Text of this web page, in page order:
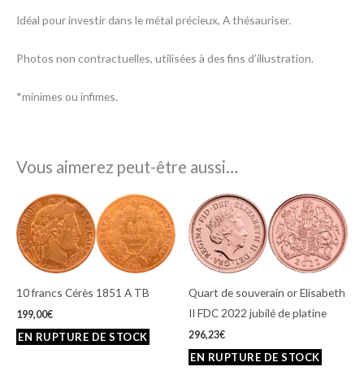
Idéal pour investir dans le métal précieux, A thésauriser.
Photos non contractuelles, utilisées à des fins d’illustration.
*minimes ou infimes.
Vous aimerez peut-être aussi…
10 francs Cérès 1851 A TB
199,00€
Quart de souverain or Elisabeth
II FDC 2022 jubilé de platine
296,23€